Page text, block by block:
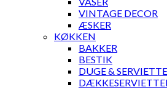
VINTAGE DECOR
ÆSKER
KØKKEN
BAKKER
BESTIK
DUGE &